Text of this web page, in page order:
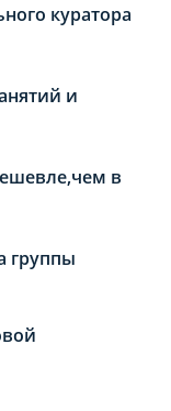
куратора
и
в
группы